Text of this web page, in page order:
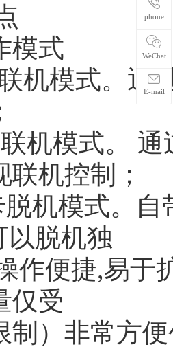
模式
机模式。通
联机模式。
联机控制；
脱机模式。
以脱机独
作便捷,易于
仅受
制）非常方
phone
WeChat
E-mail